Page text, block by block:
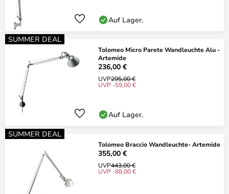
Auf Lager.
SUMMER DEAL
Tolomeo Micro Parete Wandleuchte Alu -
Artemide
236,00 €
UVP295,00 €
UVP -59,00 €
Auf Lager.
SUMMER DEAL
Tolomeo Braccio Wandleuchte- Artemide
355,00 €
UVP443,00 €
UVP -88,00 €